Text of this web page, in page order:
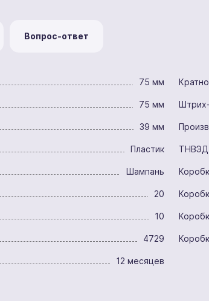
Вопрос-ответ
75 мм
75 мм
39 мм
Пластик
Шампань
20
10
4729
12 месяцев
ТНВЭД